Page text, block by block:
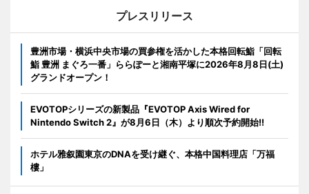
プレスリリース
豊洲市場・横浜中央市場の買参権を活かした本格回転鮨「回転
鮨 豊洲 まぐろ一番」ららぽーと湘南平塚に2026年8月8日(土)
グランドオープン！
EVOTOPシリーズの新製品『EVOTOP Axis Wired for
Nintendo Switch 2』が8月6日（木）より順次予約開始!!
ホテル雅叙園東京のDNAを受け継ぐ、本格中国料理店「万福
樓」